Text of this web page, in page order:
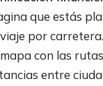
que estás
por
con las
entre